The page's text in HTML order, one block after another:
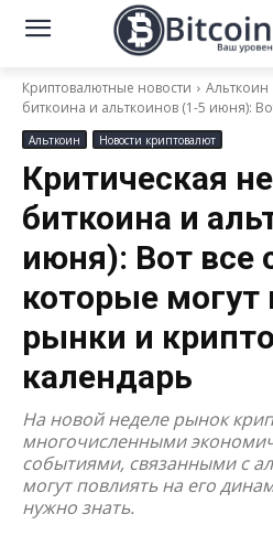
Криптовалютные новости Альткоин
биткоина и альткоинов (1-5 июня):
Альткоин Новости криптовалют
Критическая
биткоина и
июня): Вот все
которые могут
рынки и
календарь
На новой неделе рынок
многочисленными
событиями, связанными с
могут повлиять на его
нужно знать.